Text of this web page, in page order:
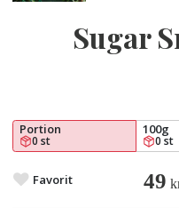
Sugar
Portion
0 st
100g
0 st
Favorit 49